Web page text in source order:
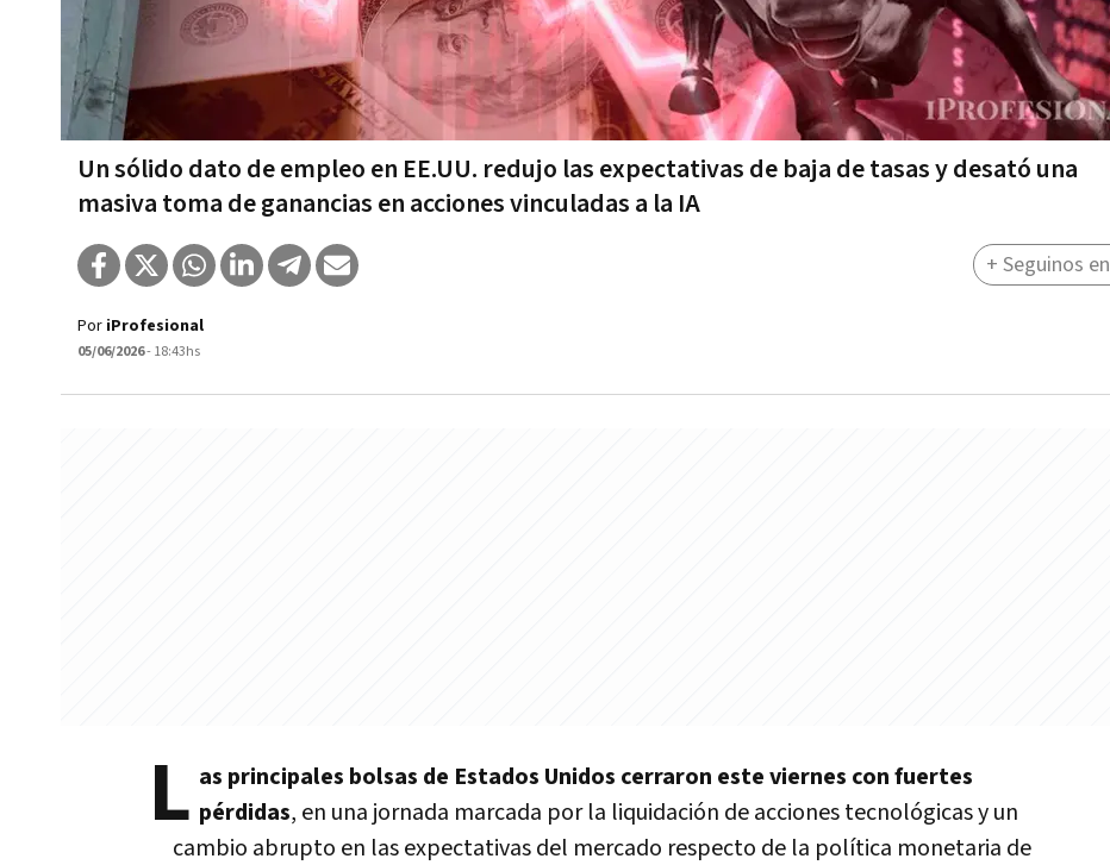
Un sólido dato de empleo en EE.UU. redujo las expectativas de baja de tasas y desató una
masiva toma de ganancias en acciones vinculadas a la IA
Por iProfesional
05/06/2026- 18:43hs
+ Seguinos en
L as principales bolsas de Estados Unidos cerraron este viernes con fuertes
pérdidas, en una jornada marcada por la liquidación de acciones tecnológicas y un
cambio abrupto en las expectativas del mercado respecto de la política monetaria de